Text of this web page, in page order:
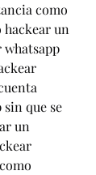
como
hackear un
whatsapp
que se
un